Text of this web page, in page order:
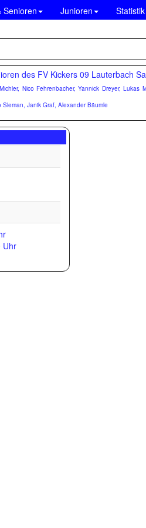
Senioren Junioren Statistik
Nico Fehrenbacher, Yannick Dreyer, Lukas
Sleman, Janik Graf, Alexander Bäumle
Uhr